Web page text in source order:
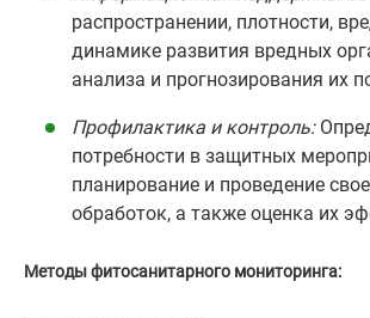
распространении, плотности,
динамике развития вредных
анализа и прогнозирования их
Профилактика и контроль:
потребности в защитных
планирование и проведение
обработок, а также оценка их
Методы фитосанитарного мониторинга: